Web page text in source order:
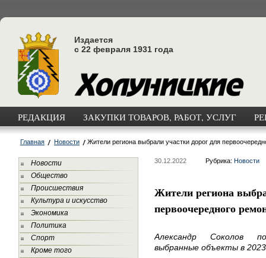
Издается
с 22 февраля 1931 года
РЕДАКЦИЯ ЗАКУПКИ ТОВАРОВ, РАБОТ, УСЛУГ
Главная Новости Жители региона выбрали участки дорог для
Новости
Общество
Происшествия
Культура и искусство
Экономика
Политика
Спорт
Кроме того
30.12.2022 Рубрика: Новости
Жители региона
первоочередного
Александр Соколов
выбранные объекты в 2023